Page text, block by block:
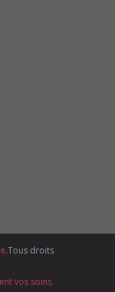
.Tous droits
vos soins.